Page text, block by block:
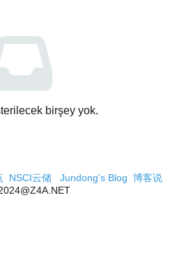
birşey yok.
NSCI云储 Jundong's Blog 博客说